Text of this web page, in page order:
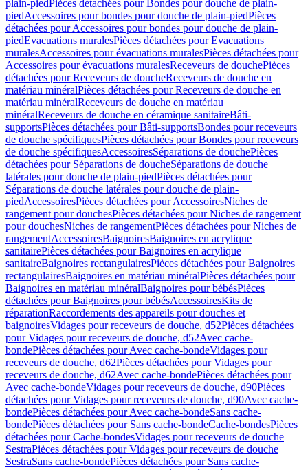
plain-piedPièces détachées pour Bondes pour douche de plain-
piedAccessoires pour bondes pour douche de plain-piedPièces
détachées pour Accessoires pour bondes pour douche de plain-
piedEvacuations muralesPièces détachées pour Evacuations
muralesAccessoires pour évacuations muralesPièces détachées pour
Accessoires pour évacuations muralesReceveurs de douchePièces
détachées pour Receveurs de doucheReceveurs de douche en
matériau minéralPièces détachées pour Receveurs de douche en
matériau minéralReceveurs de douche en matériau
minéralReceveurs de douche en céramique sanitaireBâti-
supportsPièces détachées pour Bâti-supportsBondes pour receveurs
de douche spécifiquesPièces détachées pour Bondes pour receveurs
de douche spécifiquesAccessoiresSéparations de douchePièces
détachées pour Séparations de doucheSéparations de douche
latérales pour douche de plain-piedPièces détachées pour
Séparations de douche latérales pour douche de plain-
piedAccessoiresPièces détachées pour AccessoiresNiches de
rangement pour douchesPièces détachées pour Niches de rangement
pour douchesNiches de rangementPièces détachées pour Niches de
rangementAccessoiresBaignoiresBaignoires en acrylique
sanitairePièces détachées pour Baignoires en acrylique
sanitaireBaignoires rectangulairesPièces détachées pour Baignoires
rectangulairesBaignoires en matériau minéralPièces détachées pour
Baignoires en matériau minéralBaignoires pour bébésPièces
détachées pour Baignoires pour bébésAccessoiresKits de
réparationRaccordements des appareils pour douches et
baignoiresVidages pour receveurs de douche, d52Pièces détachées
pour Vidages pour receveurs de douche, d52Avec cache-
bondePièces détachées pour Avec cache-bondeVidages pour
receveurs de douche, d62Pièces détachées pour Vidages pour
receveurs de douche, d62Avec cache-bondePièces détachées pour
Avec cache-bondeVidages pour receveurs de douche, d90Pièces
détachées pour Vidages pour receveurs de douche, d90Avec cache-
bondePièces détachées pour Avec cache-bondeSans cache-
bondePièces détachées pour Sans cache-bondeCache-bondesPièces
détachées pour Cache-bondesVidages pour receveurs de douche
SestraPièces détachées pour Vidages pour receveurs de douche
SestraSans cache-bondePièces détachées pour Sans cache-